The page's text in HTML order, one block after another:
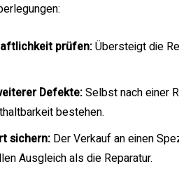
prüfen:Übersteigt die
Defekte:Selbst nach einer
bestehen.
sichern: Der Verkauf an einen
Ausgleich als die Reparatur.